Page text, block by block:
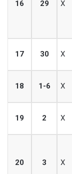
16 29 X
17 30 X
18 1-6 X
19 2 X
20 3 X